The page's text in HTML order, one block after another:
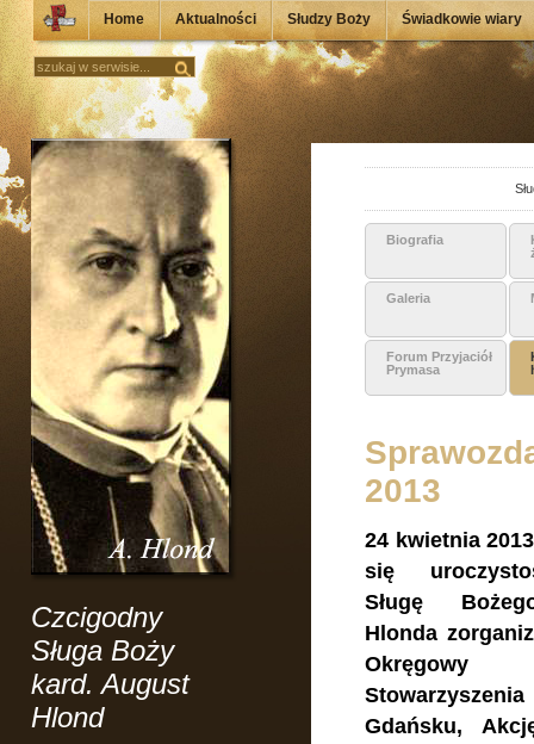
Home Aktualności Słudzy Boży Świadkowie wiary
Czcigodny
Sługa Boży
kard. August
Hlond
Biografia
Galeria
Forum Przyjaciół
Prymasa
2013
24 kwietnia
się
Sługę
Hlonda
Gdańsku,